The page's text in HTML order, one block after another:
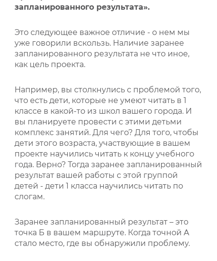
запланированного результата».
Это следующее важное отличие - о нем мы
уже говорили вскользь. Наличие заранее
запланированного результата не что иное,
как цель проекта.
Например, вы столкнулись с проблемой того,
что есть дети, которые не умеют читать в 1
классе в какой-то из школ вашего города. И
вы планируете провести с этими детьми
комплекс занятий. Для чего? Для того, чтобы
дети этого возраста, участвующие в вашем
проекте научились читать к концу учебного
года. Верно? Тогда заранее запланированный
результат вашей работы с этой группой
детей - дети 1 класса научились читать по
слогам.
Заранее запланированный результат – это
точка Б в вашем маршруте. Когда точной А
стало место, где вы обнаружили проблему.